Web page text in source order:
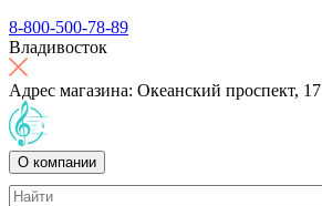
8-800-500-78-89
Владивосток
Адрес магазина: Океанский проспект, 17
О компании